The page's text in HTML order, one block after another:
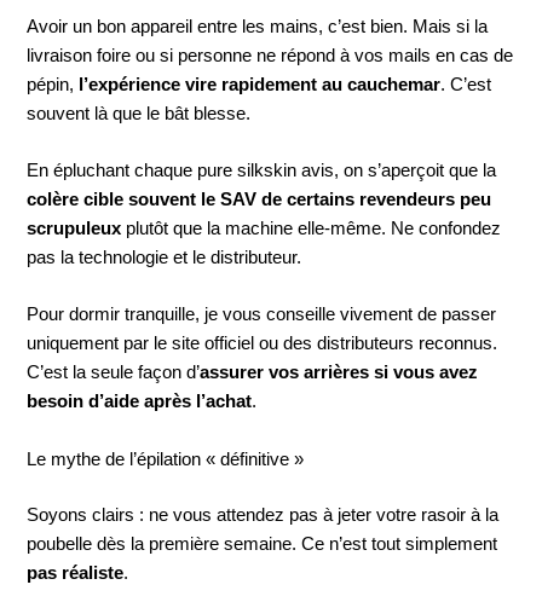
Avoir un bon appareil entre les mains, c’est bien. Mais si la
livraison foire ou si personne ne répond à vos mails en cas de
pépin,
l’expérience vire rapidement au cauchemar. C’est
souvent là que le bât blesse.
En épluchant chaque pure silkskin avis, on s’aperçoit que la
colère cible souvent le SAV de certains revendeurs peu
scrupuleux plutôt que la machine elle-même. Ne confondez
pas la technologie et le distributeur.
Pour dormir tranquille, je vous conseille vivement de passer
uniquement par le site officiel ou des distributeurs reconnus.
C’est la seule façon d’assurer vos arrières si vous avez
besoin d’aide après l’achat.
Le mythe de l’épilation « définitive »
Soyons clairs : ne vous attendez pas à jeter votre rasoir à la
poubelle dès la première semaine. Ce n’est tout simplement
pas réaliste.